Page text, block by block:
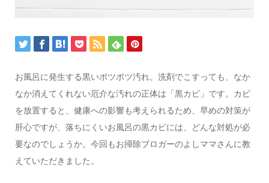
お風呂に発生する黒いポツポツ汚れ。洗剤でこすっても、なか
なか消えてくれない厄介な汚れの正体は「黒カビ」です。カビ
を放置すると、健康への影響も考えられるため、早めの対策が
肝心ですが、落ちにくいお風呂の黒カビには、どんな対処が必
要なのでしょうか。今回もお掃除ブロガーのよしママさんに教
えていただきました。